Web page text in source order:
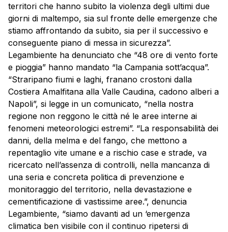
territori che hanno subito la violenza degli ultimi due
giorni di maltempo, sia sul fronte delle emergenze che
stiamo affrontando da subito, sia per il successivo e
conseguente piano di messa in sicurezza”.
Legambiente ha denunciato che “48 ore di vento forte
e pioggia” hanno mandato “la Campania sott’acqua”.
“Straripano fiumi e laghi, franano crostoni dalla
Costiera Amalfitana alla Valle Caudina, cadono alberi a
Napoli”, si legge in un comunicato, “nella nostra
regione non reggono le città né le aree interne ai
fenomeni meteorologici estremi”. “La responsabilità dei
danni, della melma e del fango, che mettono a
repentaglio vite umane e a rischio case e strade, va
ricercato nell’assenza di controlli, nella mancanza di
una seria e concreta politica di prevenzione e
monitoraggio del territorio, nella devastazione e
cementificazione di vastissime aree.”, denuncia
Legambiente, “siamo davanti ad un ‘emergenza
climatica ben visibile con il continuo ripetersi di